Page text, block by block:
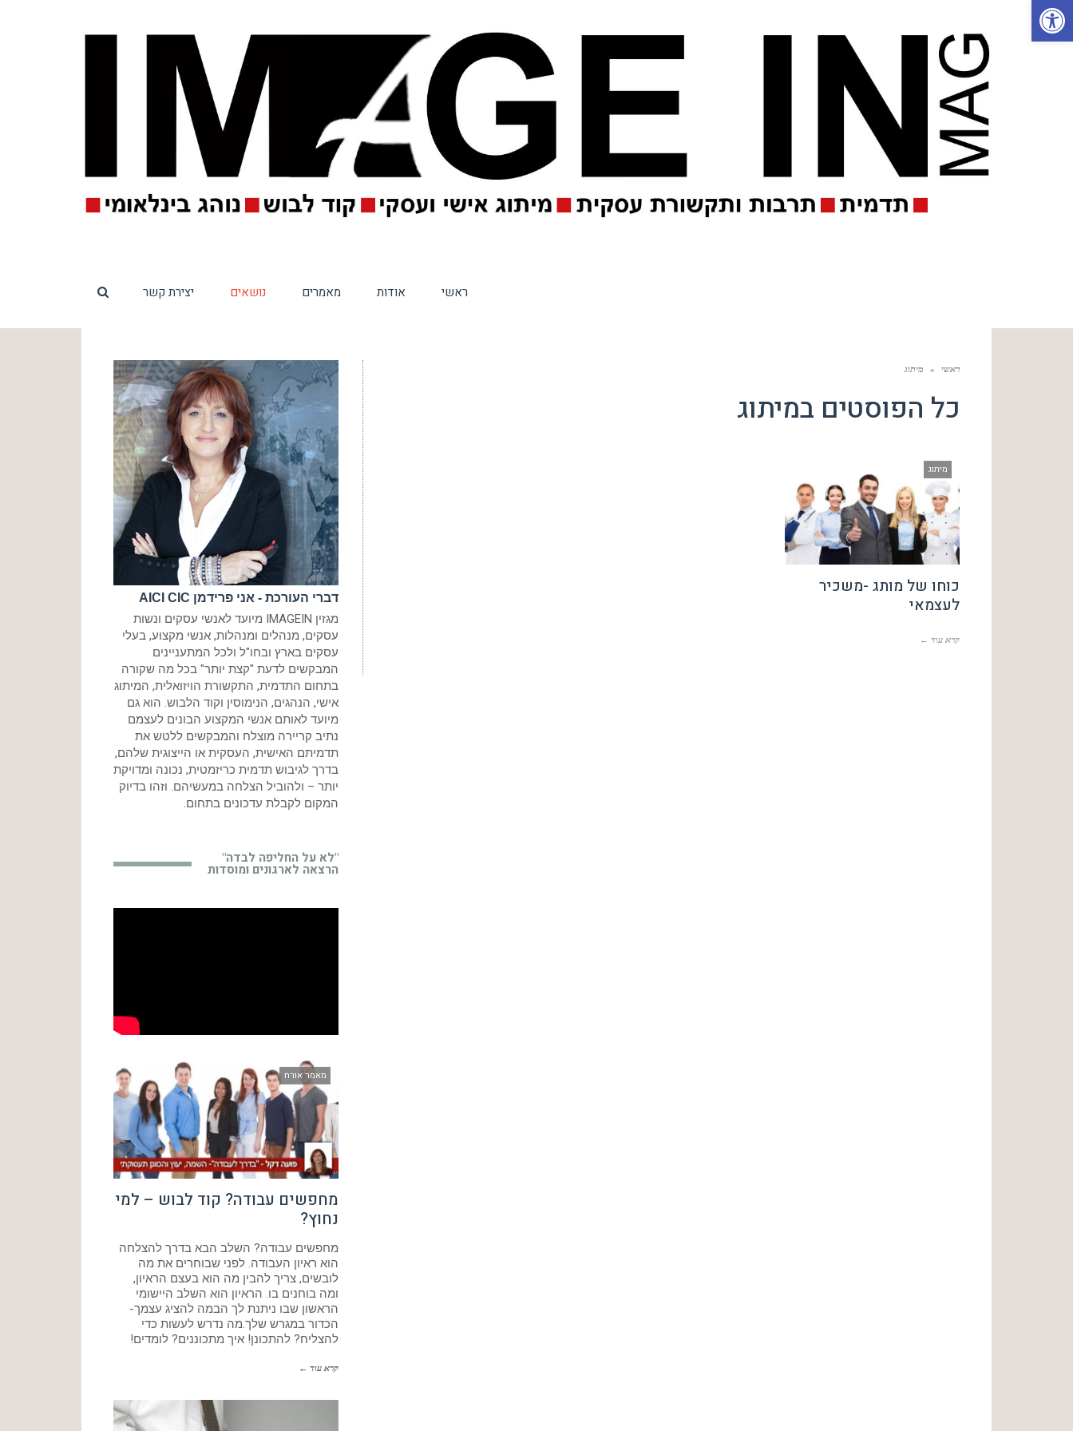
פתח סרגל נגישות
ראשי אודות מאמרים נושאים יצירת קשר
ראשי » מיתוג
כל הפוסטים במיתוג
מיתוג
כוחו של מותג -משכיר
לעצמאי
קרא עוד ←
דברי העורכת - אני פרידמן AICI CIC
מגזין IMAGEIN מיועד לאנשי עסקים ונשות
עסקים, מנהלים ומנהלות, אנשי מקצוע, בעלי
עסקים בארץ ובחו"ל ולכל המתעניינים
המבקשים לדעת "קצת יותר" בכל מה שקורה
בתחום התדמית, התקשורת הויזואלית, המיתוג
אישי, הנהגים, הנימוסין וקוד הלבוש. הוא גם
מיועד לאותם אנשי המקצוע הבונים לעצמם
נתיב קריירה מוצלח והמבקשים ללטש את
תדמיתם האישית, העסקית או הייצוגית שלהם,
בדרך לגיבוש תדמית כריזמטית, נכונה ומדויקת
יותר – ולהוביל הצלחה במעשיהם. וזהו בדיוק
המקום לקבלת עדכונים בתחום.
"לא על החליפה לבדה"
הרצאה לארגונים ומוסדות
מאמר אורח
מחפשים עבודה? קוד לבוש – למי
נחוץ?
מחפשים עבודה? השלב הבא בדרך להצלחה
הוא ראיון העבודה. לפני שבוחרים את מה
לובשים, צריך להבין מה הוא בעצם הראיון,
ומה בוחנים בו. הראיון הוא השלב היישומי
הראשון שבו ניתנת לך הבמה להציג עצמך-
הכדור במגרש שלך.מה נדרש לעשות כדי
להצליח? להתכונן! איך מתכוננים? לומדים!
קרא עוד ←